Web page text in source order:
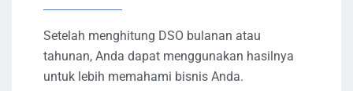
Setelah menghitung DSO bulanan atau
tahunan, Anda dapat menggunakan hasilnya
untuk lebih memahami bisnis Anda.